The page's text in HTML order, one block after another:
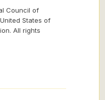
Council of
States of
All rights